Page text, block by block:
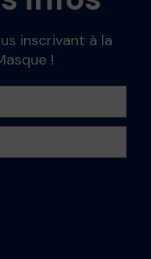
inscrivant à la
!